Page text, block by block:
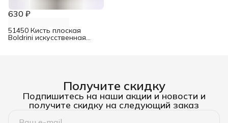
630 ₽
51450 Кисть плоская
Boldrini искусственная
Получите скидку
Подпишитесь на наши акции и новости и
получите скидку на следующий заказ